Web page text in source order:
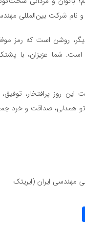
نام شرکت بین‌المللی
روشن است که رمز
است. شما عزیزان، با
روز پرافتخار،
همدلی، صداقت و خرد
مهندسی ایران (ایریتک